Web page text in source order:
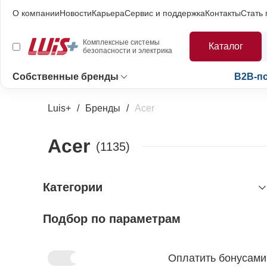
О компанииНовостиКарьераСервис и поддержкаКонтактыСтать
Комплексные системы
безопасности и электрика
Каталог
Собственные бренды B2B-
Luis+ Бренды Acer
Acer (1135)
Категории
видеонаблюдение
импульсные источники питания
Подбор по параметрам
Оплатить бонусами